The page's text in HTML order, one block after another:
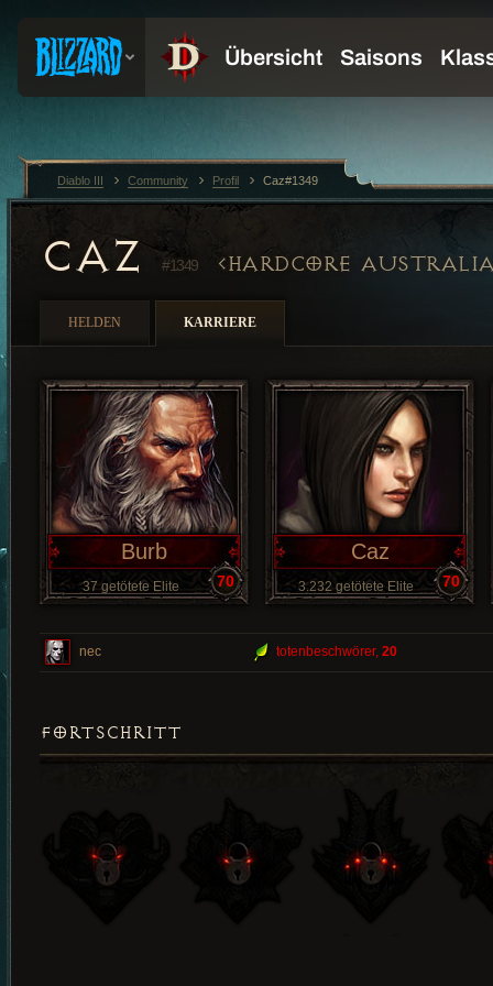
CAZ#1349 HARDCORE
HELDEN KARRIERE
Burb
37 getötete Elite 70
Caz
3.232 getötete Elite 70
nec totenbeschwörer, 20
FORTSCHRITT
Diablo III Community Profil Caz#1349